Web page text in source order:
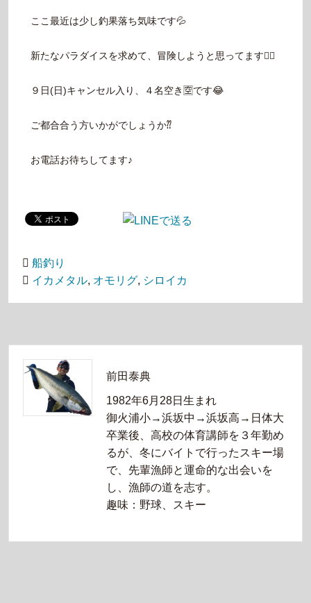
ここ最近は少し釣果落ち気味です💦
新たなパラダイスを求めて、冒険しようと思ってます🙇‍♂️
９日(日)キャンセル入り、４名空き🈳です😂
ご都合合う方いかがでしょうか⁇
お電話お待ちしてます♪
船釣り
イカメタル, オモリグ, シロイカ
前田泰典
1982年6月28日生まれ
御火浦小→浜坂中→浜坂高→日体大
卒業後、高校の体育講師を３年勤め
るが、冬にバイトで行ったスキー場
で、先輩漁師と運命的な出会いを
し、漁師の道を志す。
趣味：野球、スキー